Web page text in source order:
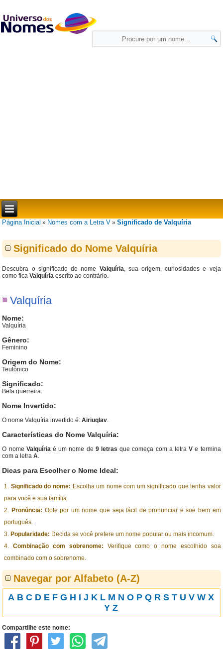
Página Inicial » Nomes com a Letra V »Significado de Valquíria
Significado do Nome Valquíria
Descubra o significado do nome Valquíria, sua origem, curiosidades e veja
como ficaValquíria escrito ao contrário.
Valquíria
Nome:
Valquíria
Gênero:
Feminino
Origem do Nome:
Teutônico
Significado:
Bela guerreira.
Nome Invertido:
O nome Valquíria invertido é:Airiuqlav.
Características do Nome Valquíria:
O nome Valquíriaé um nome de 9 letras que começa com a letraV e termina
com a letraA.
Dicas para Escolher o Nome Ideal:
Significado do nome: Escolha um nome com um significado que tenha valor
para você e sua família.
Pronúncia: Opte por um nome que seja fácil de pronunciar e soe bem em
português.
Popularidade: Decida se você prefere um nome popular ou mais incomum.
Combinação com sobrenome: Verifique como o nome escolhido soa
combinado com o sobrenome.
Navegar por Alfabeto (A-Z)
A B C D E F G H I J K L M N O P Q R S T U V W X
Y Z
Compartilhe este nome: